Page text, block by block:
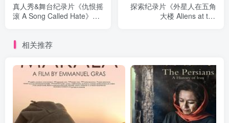
真人秀&舞台纪录片《仇恨摇
滚 A Song Called Hate》下
探索纪录片《外星人在五角
大楼 Aliens at the
相关推荐